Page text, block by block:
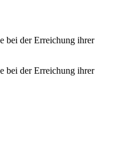
bei der Erreichung ihrer
bei der Erreichung ihrer